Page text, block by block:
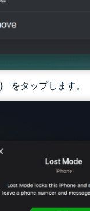
をタップします。